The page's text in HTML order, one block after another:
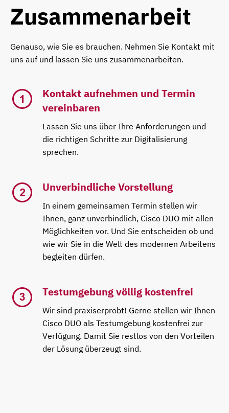
Zusammenarbeit
Genauso, wie Sie es brauchen. Nehmen Sie Kontakt mit
uns auf und lassen Sie uns zusammenarbeiten.
Kontakt aufnehmen und Termin
vereinbaren
Lassen Sie uns über Ihre Anforderungen und
die richtigen Schritte zur Digitalisierung
sprechen.
Unverbindliche Vorstellung
In einem gemeinsamen Termin stellen wir
Ihnen, ganz unverbindlich, Cisco DUO mit allen
Möglichkeiten vor. Und Sie entscheiden ob und
wie wir Sie in die Welt des modernen Arbeitens
begleiten dürfen.
Testumgebung völlig kostenfrei
Wir sind praxiserprobt! Gerne stellen wir Ihnen
Cisco DUO als Testumgebung kostenfrei zur
Verfügung. Damit Sie restlos von den Vorteilen
der Lösung überzeugt sind.